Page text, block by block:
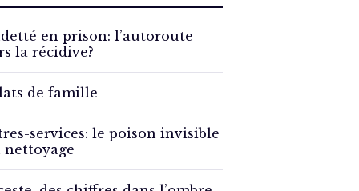
en prison: l’autoroute
la récidive?
de famille
services: le poison invisible
nettoyage